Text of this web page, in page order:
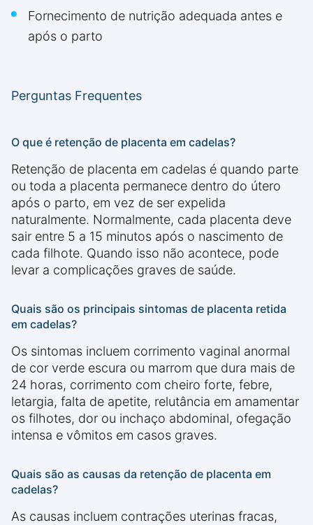
Fornecimento de nutrição adequada antes e
após o parto
Perguntas Frequentes
O que é retenção de placenta em cadelas?
Retenção de placenta em cadelas é quando parte
ou toda a placenta permanece dentro do útero
após o parto, em vez de ser expelida
naturalmente. Normalmente, cada placenta deve
sair entre 5 a 15 minutos após o nascimento de
cada filhote. Quando isso não acontece, pode
levar a complicações graves de saúde.
Quais são os principais sintomas de placenta retida
em cadelas?
Os sintomas incluem corrimento vaginal anormal
de cor verde escura ou marrom que dura mais de
24 horas, corrimento com cheiro forte, febre,
letargia, falta de apetite, relutância em amamentar
os filhotes, dor ou inchaço abdominal, ofegação
intensa e vômitos em casos graves.
Quais são as causas da retenção de placenta em
cadelas?
As causas incluem contrações uterinas fracas,